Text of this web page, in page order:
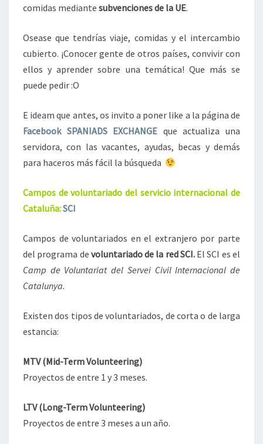
comidas mediante subvenciones de la UE.
Osease que tendrías viaje, comidas y el intercambio
cubierto. ¡Conocer gente de otros países, convivir con
ellos y aprender sobre una temática! Que más se
puede pedir :O
E ideam que antes, os invito a poner like a la página de
Facebook SPANIADS EXCHANGE que actualiza una
servidora, con las vacantes, ayudas, becas y demás
para haceros más fácil la búsqueda
Campos de voluntariado del servicio internacional de
Cataluña:SCI
Campos de voluntariados en el extranjero por parte
del programa de voluntariado de la red SCI. El SCI es el
Camp de Voluntariat del Servei Civil Internacional de
Catalunya.
Existen dos tipos de voluntariados, de corta o de larga
estancia:
MTV (Mid-Term Volunteering)
Proyectos de entre 1 y 3 meses.
LTV (Long-Term Volunteering)
Proyectos de entre 3 meses a un año.